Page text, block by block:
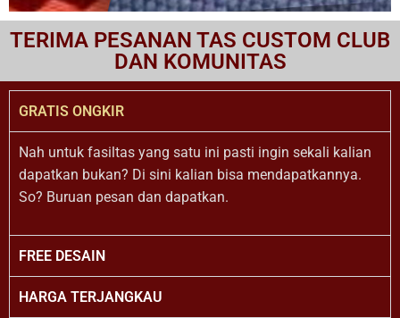
TERIMA PESANAN TAS CUSTOM CLUB
DAN KOMUNITAS
GRATIS ONGKIR
Nah untuk fasiltas yang satu ini pasti ingin sekali kalian
dapatkan bukan? Di sini kalian bisa mendapatkannya.
So? Buruan pesan dan dapatkan.
FREE DESAIN
HARGA TERJANGKAU